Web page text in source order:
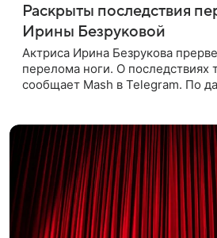
Раскрыты последствия
Ирины Безруковой
Актриса Ирина Безрукова
перелома ноги. О последствиях
сообщает Mash в Telegram. По